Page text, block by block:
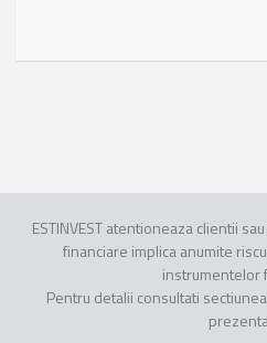
ESTINVEST atentioneaza clientii
financiare implica anumite
instrumentelor
Pentru detalii consultati